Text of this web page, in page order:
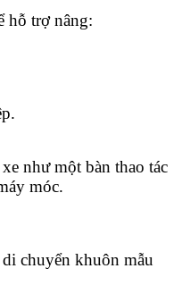
hỗ trợ nâng:
như một bàn thao tác
móc.
chuyển khuôn mẫu